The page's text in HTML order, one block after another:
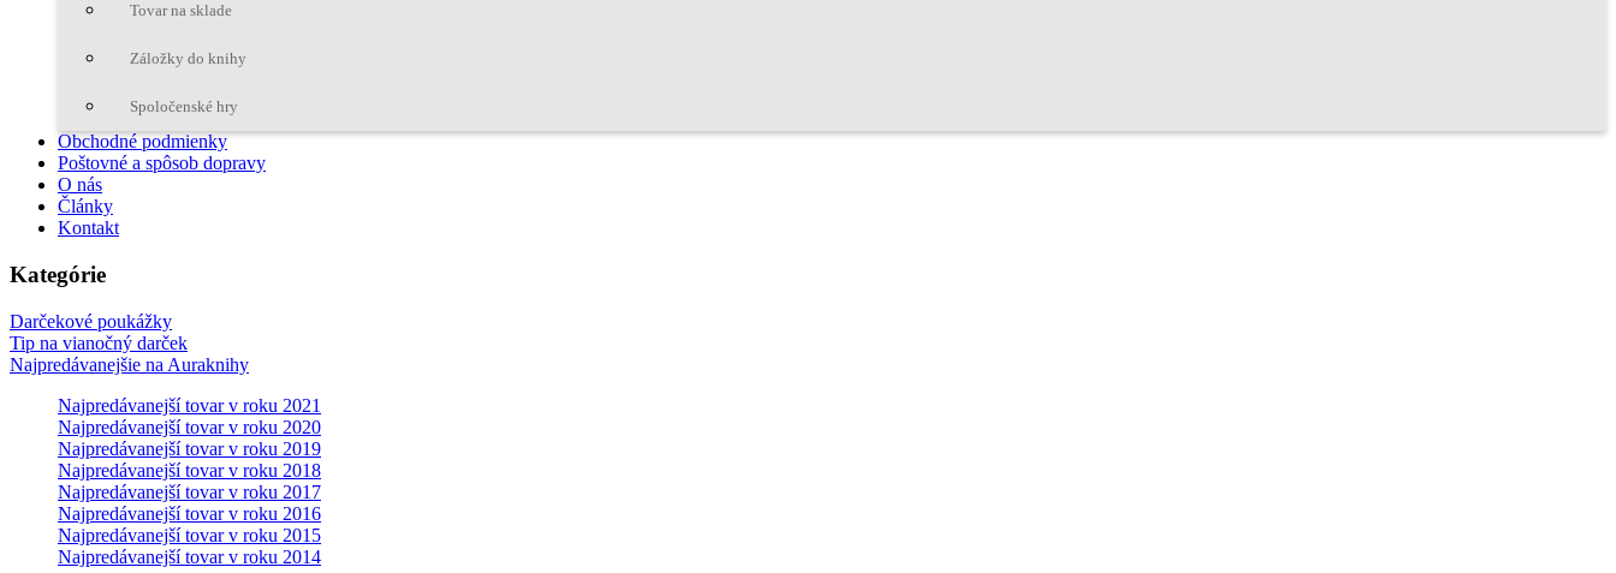
Tovar na sklade
Záložky do knihy
Spoločenské hry
Obchodné podmienky
Poštovné a spôsob dopravy
O nás
Články
Kontakt
Kategórie
Darčekové poukážky
Tip na vianočný darček
Najpredávanejšie na Auraknihy
Najpredávanejší tovar v roku 2021
Najpredávanejší tovar v roku 2020
Najpredávanejší tovar v roku 2019
Najpredávanejší tovar v roku 2018
Najpredávanejší tovar v roku 2017
Najpredávanejší tovar v roku 2016
Najpredávanejší tovar v roku 2015
Najpredávanejší tovar v roku 2014